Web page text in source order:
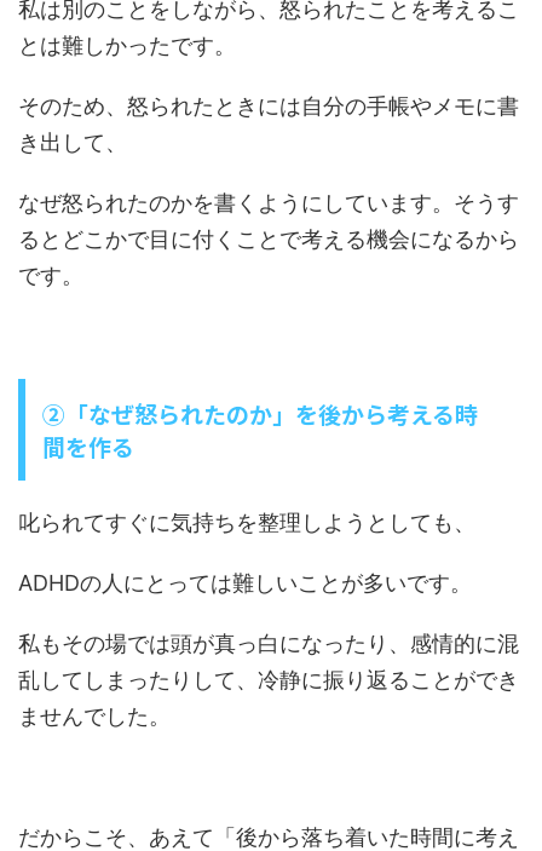
私は別のことをしながら、怒られたことを考えるこ
とは難しかったです。
そのため、怒られたときには自分の手帳やメモに書
き出して、
なぜ怒られたのかを書くようにしています。そうす
るとどこかで目に付くことで考える機会になるから
です。
②「なぜ怒られたのか」を後から考える時
間を作る
叱られてすぐに気持ちを整理しようとしても、
ADHDの人にとっては難しいことが多いです。
私もその場では頭が真っ白になったり、感情的に混
乱してしまったりして、冷静に振り返ることができ
ませんでした。
だからこそ、あえて「後から落ち着いた時間に考え